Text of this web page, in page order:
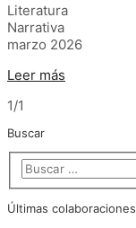
Literatura
Narrativa
marzo 2026
Leer más
1/1
Buscar
Últimas colaboraciones